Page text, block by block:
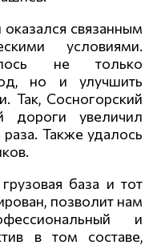
связанным
условиями.
не только
но и улучшить
Так, Сосногорский
дороги увеличил
Также удалось
база и тот
позволит нам
альный и
в том составе,